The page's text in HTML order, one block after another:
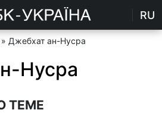
RU
» Джебхат ан-Нусра
Нусра
ТЕМЕ